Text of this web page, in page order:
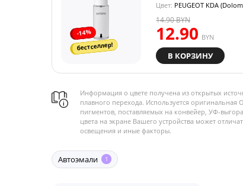
-14%
бестселлер!
Цвет: PEUGEOT KDA
12.90 BYN
14.90BYN
В КОРЗИНУ
Информация о цвете получена из открытых
плавного перехода. Используется оригинальная
пигментов, поставляемых на конвейер, УФ-
цвета на экране Вашего устройства может
освещения и иные факторы.
Автоэмали 1